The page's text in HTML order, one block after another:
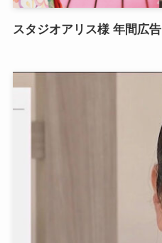
スタジオアリス様 年間広告